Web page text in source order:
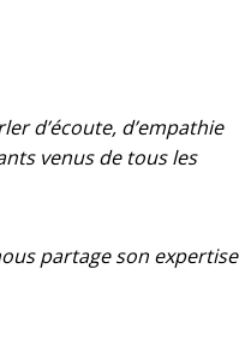
d’écoute, d’empathie
venus de tous les
partage son expertise